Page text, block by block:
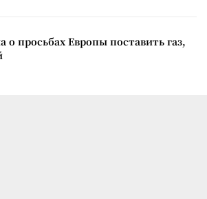
о просьбах Европы поставить газ,